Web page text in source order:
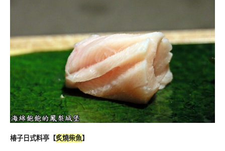
椿子日式料亭 【炙燒柴魚】